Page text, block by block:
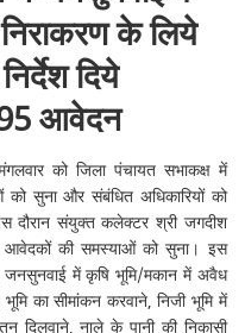
के लिये
दिये
आवेदन
को जिला पंचायत सभाकक्ष में
सुना और संबंधित अधिकारियों को
दौरान संयुक्त कलेक्टर श्री जगदीश
आवेदकों की समस्याओं को सुना। इस
में कृषि भूमि/मकान में अवैध
का सीमांकन करवाने, निजी भूमि में
नाले के पानी की निकासी